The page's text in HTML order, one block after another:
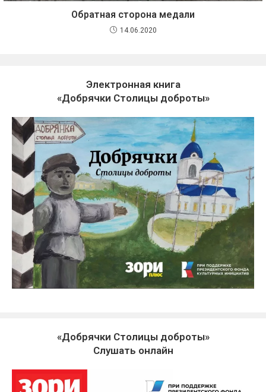
Обратная сторона медали
14.06.2020
Электронная книга
«Добрячки Столицы доброты»
«Добрячки Столицы доброты»
Слушать онлайн